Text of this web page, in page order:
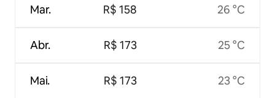
Mar.
Abr.
Mai.
R$ 158
R$ 173
R$ 173
26 °C
25 °C
23 °C